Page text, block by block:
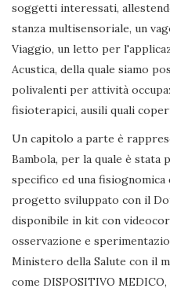
soggetti interessati,
stanza multisensoriale, un
Viaggio, un letto per
Acustica, della quale siamo
polivalenti per attività
fisioterapici, ausili quali
Un capitolo a parte è
Bambola, per la quale è stata
specifico ed una fisiognomica
progetto sviluppato con il
disponibile in kit con
osservazione e
Ministero della Salute con il
come DISPOSITIVO